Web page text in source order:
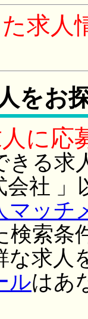
求人
をお
に応
きる求
社 」
マッチ
検索条
な求人
ルはあ